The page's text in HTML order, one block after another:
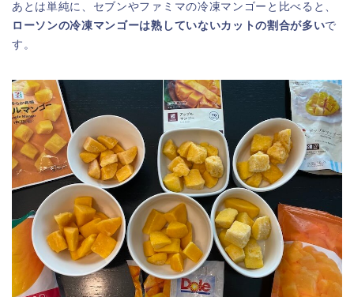
あとは単純に、セブンやファミマの冷凍マンゴーと比べると、
ローソンの冷凍マンゴーは熟していないカットの割合が多いで
す。